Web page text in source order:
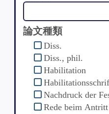
論文種類
Diss.
Diss., phil.
Habilitation
Nachdruck der
Rede beim